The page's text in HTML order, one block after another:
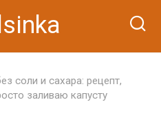
соли и сахара: рецепт,
заливаю капусту